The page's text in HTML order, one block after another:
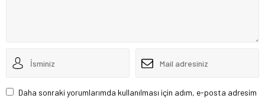
Daha sonraki yorumlarımda kullanılması için adım, e-posta adresim